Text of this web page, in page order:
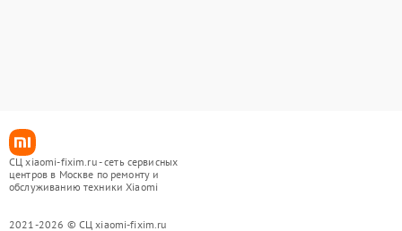
СЦ xiaomi-fixim.ru - сеть сервисных
центров в Москве по ремонту и
обслуживанию техники Xiaomi
2021-2026 © СЦ xiaomi-fixim.ru